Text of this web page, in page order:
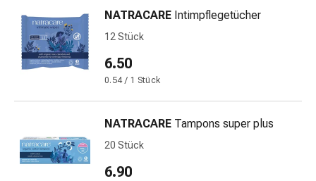
Atemwege
Nasenmittel
Atmungstraktbeschwerden
Infektionen
Windpocken
Immunsuppressiva
Insektenschutz
und
NATRACARE Intimpflegetücher
12 Stück
6.50
0.54 / 1 Stück
NATRACARE Tampons super plus
20 Stück
6.90